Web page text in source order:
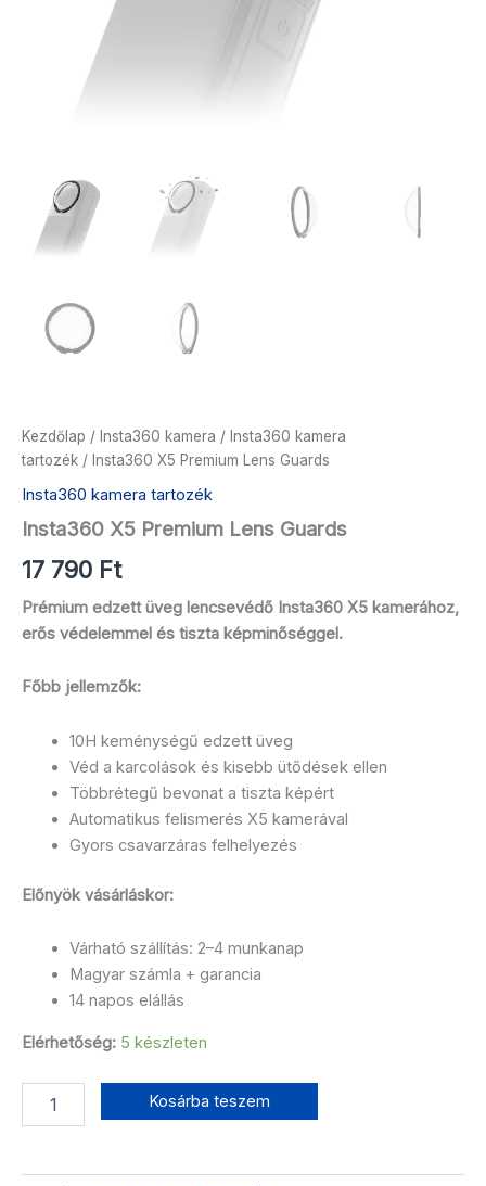
Kezdőlap / Insta360 kamera / Insta360 kamera
tartozék / Insta360 X5 Premium Lens Guards
Insta360 kamera tartozék
Insta360 X5 Premium Lens Guards
17 790 Ft
Prémium edzett üveg lencsevédő Insta360 X5 kamerához,
erős védelemmel és tiszta képminőséggel.
Főbb jellemzők:
10H keménységű edzett üveg
Véd a karcolások és kisebb ütődések ellen
Többrétegű bevonat a tiszta képért
Automatikus felismerés X5 kamerával
Gyors csavarzáras felhelyezés
Előnyök vásárláskor:
Várható szállítás: 2–4 munkanap
Magyar számla + garancia
14 napos elállás
Elérhetőség: 5 készleten
Kosárba teszem